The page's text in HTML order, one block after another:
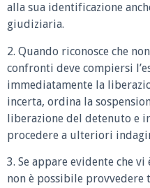
alla sua identificazione
giudiziaria.
2. Quando riconosce che
confronti deve compiersi
immediatamente la
incerta, ordina la
liberazione del detenuto e
procedere a ulteriori
3. Se appare evidente che
non è possibile provvedere